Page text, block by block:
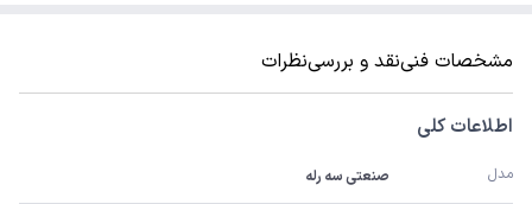
مشخصات فنینقد و بررسینظرات
اطلاعات کلی
مدل صنعتی سه رله